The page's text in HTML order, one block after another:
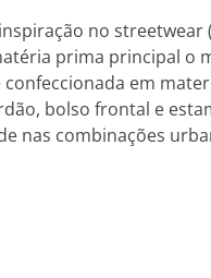
no
prima principal
em
bolso frontal e
nas combinações